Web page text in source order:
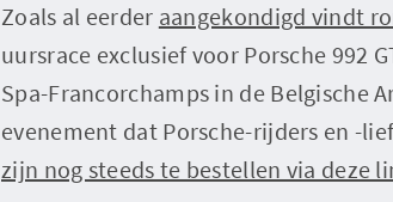
Zoals al eerder aangekondigd vindt
uursrace exclusief voor Porsche 992
Spa-Francorchamps in de Belgische
evenement dat Porsche-rijders en -
zijn nog steeds te bestellen via deze